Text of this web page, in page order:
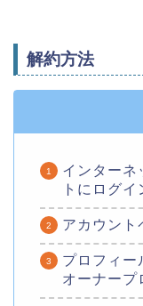
解約方法
インターネ
トにログイ
アカウント
プロフィー
オーナープ